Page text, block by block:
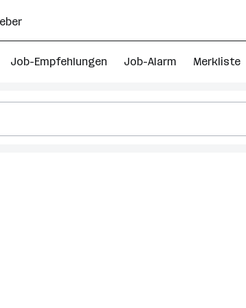
Job-Empfehlungen Job-Alarm Merkliste